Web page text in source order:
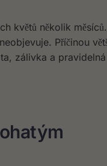
květů několik měsíců.
Příčinou
zálivka a pravidelná